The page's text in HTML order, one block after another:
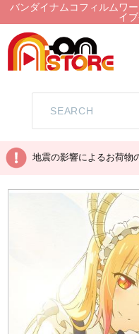
バンダイナムコフィルムワ
イ
地震の影響によるお荷物